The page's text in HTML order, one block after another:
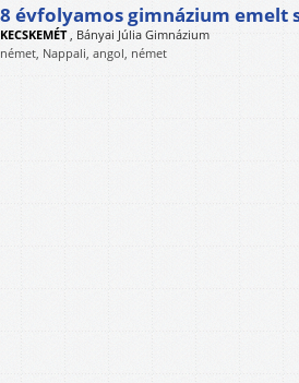
8 évfolyamos gimnázium emelt
KECSKEMÉT Bányai Júlia Gimnázium
német, Nappali, angol, német